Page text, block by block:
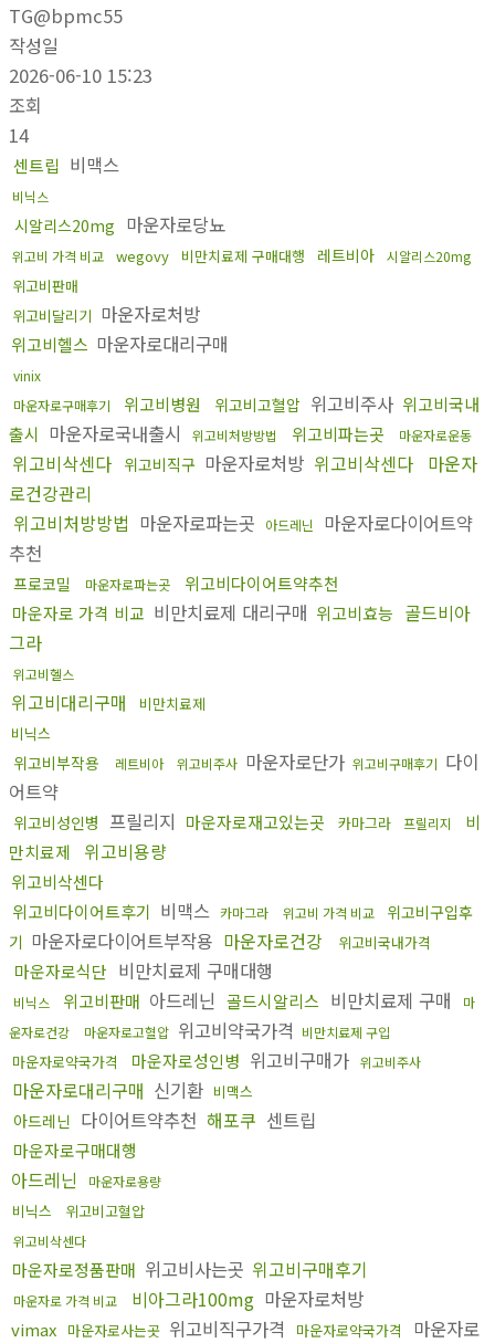
TG@bpmc55
작성일
2026-06-10 15:23
조회
14
센트립 비맥스
비닉스
시알리스20mg 마운자로당뇨
위고비 가격 비교 wegovy 비만치료제 구매대행 레트비아 시알리스20mg
위고비판매
위고비달리기 마운자로처방
위고비헬스 마운자로대리구매
vinix
마운자로구매후기
위고비병원 위고비고혈압 위고비주사 위고비국내
출시 마운자로국내출시 위고비처방방법 위고비파는곳 마운자로운동
위고비삭센다 위고비직구 마운자로처방 위고비삭센다 마운자
로건강관리
위고비처방방법 마운자로파는곳 아드레닌
마운자로다이어트약
추천
프로코밀 마운자로파는곳
위고비다이어트약추천
마운자로 가격 비교 비만치료제 대리구매 위고비효능 골드비아
그라
위고비헬스
위고비대리구매
비만치료제
비닉스
위고비부작용 레트비아 위고비주사 마운자로단가 위고비구매후기 다이
어트약
위고비성인병 프릴리지 마운자로재고있는곳 카마그라 프릴리지
비
만치료제
위고비용량
위고비삭센다
위고비다이어트후기 비맥스 카마그라 위고비 가격 비교
위고비구입후
기 마운자로다이어트부작용 마운자로건강 위고비국내가격
마운자로식단 비만치료제 구매대행
비닉스 위고비판매 아드레닌 골드시알리스 비만치료제 구매
마
운자로건강
마운자로고혈압 위고비약국가격 비만치료제 구입
마운자로약국가격 마운자로성인병 위고비구매가 위고비주사
마운자로대리구매 신기환 비맥스
아드레닌 다이어트약추천 해포쿠 센트립
마운자로구매대행
아드레닌 마운자로용량
비닉스 위고비고혈압
위고비삭센다
마운자로정품판매 위고비사는곳 위고비구매후기
마운자로 가격 비교 비아그라100mg 마운자로처방
vimax 마운자로사는곳 위고비직구가격 마운자로약국가격
마운자로